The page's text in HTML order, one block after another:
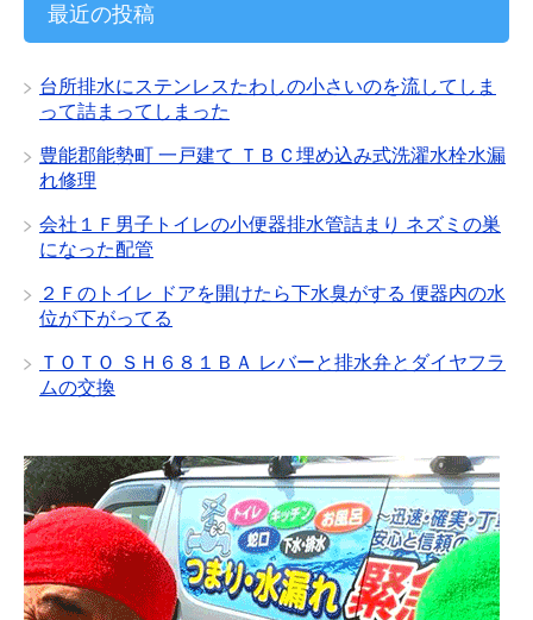
ブ
最近の投稿
台所排水にステンレスたわしの小さいのを流してしま
って詰まってしまった
豊能郡能勢町 一戸建て ＴＢＣ埋め込み式洗濯水栓水漏
れ修理
会社１Ｆ男子トイレの小便器排水管詰まり ネズミの巣
になった配管
２Ｆのトイレ ドアを開けたら下水臭がする 便器内の水
位が下がってる
ＴＯＴＯ ＳＨ６８１ＢＡ レバーと排水弁とダイヤフラ
ムの交換